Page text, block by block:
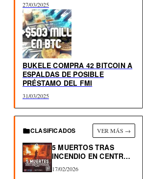
27/03/2025
BUKELE COMPRA 42 BITCOIN A
ESPALDAS DE POSIBLE
PRÉSTAMO DEL FMI
31/03/2025
CLASIFICADOS VER MÁS →
5 MUERTOS TRAS
INCENDIO EN CENTRO
HISTÓRICO…
17/02/2026